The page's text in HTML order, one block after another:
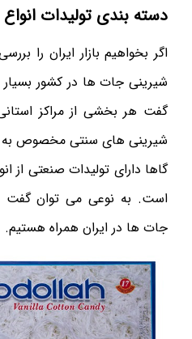
دسته بندی تولیدات
اگر بخواهیم بازار ایران را
شیرینی جات ها در کشور
گفت هر بخشی از مراکز
شیرینی های سنتی مخصوص به
گاها دارای تولیدات صنعتی از
است. به نوعی می توان گفت
جات ها در ایران همراه هستیم.